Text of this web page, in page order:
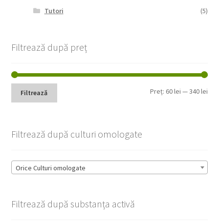
Tutori (5)
Filtrează după preț
Filtrează Preț: 60 lei —340 lei
Filtrează după culturi omologate
Orice Culturi omologate
Filtrează după substanța activă